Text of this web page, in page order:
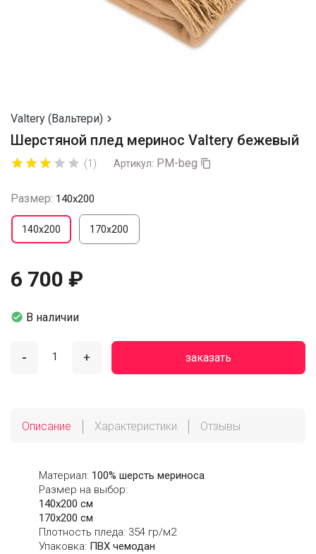
Valtery (Вальтери) 
Шерстяной плед меринос Valtery бежевый
  
 (1) Артикул: PM-beg 
Размер: 140x200
140x200 170x200
6 700 ₽
 В наличии
- + заказать
Описание Характеристики Отзывы
Материал: 100% шерсть мериноса
Размер на выбор:
140х200 см
170х200 см
Плотность пледа: 354 гр/м2
Упаковка: ПВХ чемодан